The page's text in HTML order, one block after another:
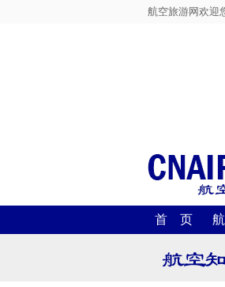
航空旅游网欢迎
首 页